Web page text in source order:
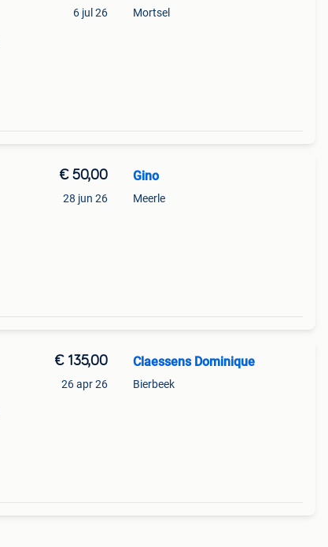
6 jul 26 Mortsel
€ 50,00
28 jun 26
Gino
Meerle
€ 135,00
26 apr 26
Claessens Dominique
Bierbeek